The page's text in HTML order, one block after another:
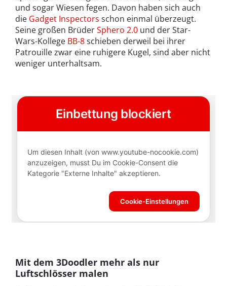
und sogar Wiesen fegen. Davon haben sich auch
die Gadget Inspectors schon einmal überzeugt.
Seine großen BrüderSphero 2.0 und der Star-
Wars-Kollege BB-8schieben derweil bei ihrer
Patrouille zwar eine ruhigere Kugel, sind aber nicht
weniger unterhaltsam.
Mit dem 3Doodler mehr als nur
Luftschlösser malen